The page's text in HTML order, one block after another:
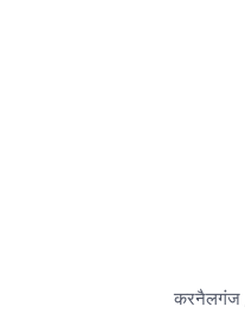
करनैलगंज /